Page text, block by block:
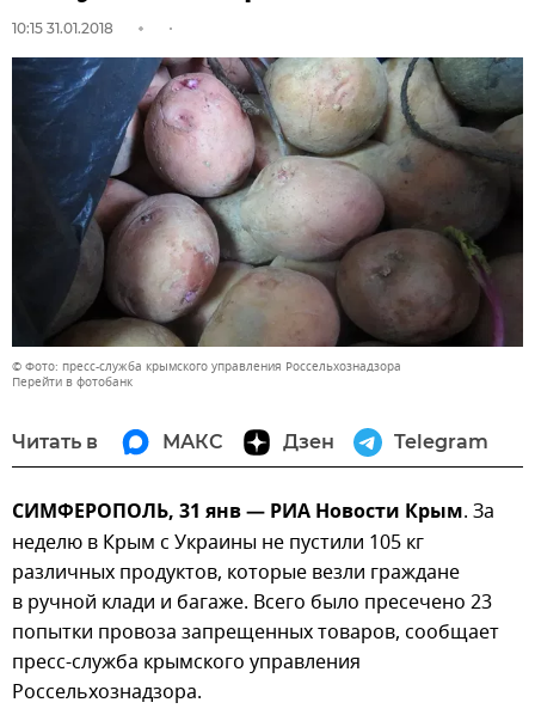
10:15 31.01.2018
© Фото: пресс-служба крымского управления Россельхознадзора
Перейти в фотобанк
Читать в МАКС Дзен Telegram
СИМФЕРОПОЛЬ, 31 янв — РИА Новости Крым. За
неделю в Крым с Украины не пустили 105 кг
различных продуктов, которые везли граждане
в ручной клади и багаже. Всего было пресечено 23
попытки провоза запрещенных товаров, сообщает
пресс-служба крымского управления
Россельхознадзора.